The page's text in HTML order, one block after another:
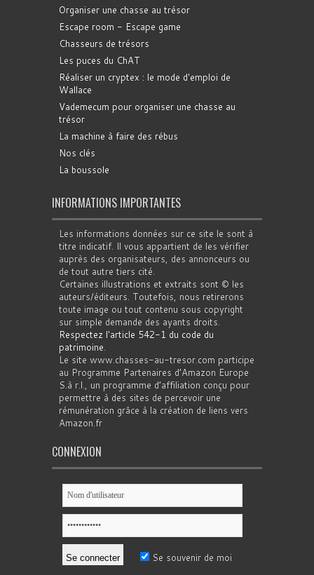
Organiser une chasse au trésor
Escape room - Escape game
Chasseurs de trésors
Les puces du ChAT
Réaliser un cryptex : le mode d'emploi de
Wallace
Vademecum pour organiser une chasse au
trésor
La machine à faire des rébus
Nos clés
La boussole
INFORMATIONS IMPORTANTES
Les informations données sur ce site le sont à
titre indicatif. Il vous appartient de les vérifier
auprès des organisateurs, des annonceurs ou
de tout autre tiers cité.
Certaines illustrations et extraits sont © les
auteurs/éditeurs. Toutefois, nous retirerons
toute image ou tout contenu sous copyright
sur simple demande des ayants droits.
Respectez l'article 542-1 du code du
patrimoine.
Le site www.chasses-au-tresor.com participe
au Programme Partenaires d’Amazon Europe
S.à r.l., un programme d’affiliation conçu pour
permettre à des sites de percevoir une
rémunération grâce à la création de liens vers
Amazon.fr
CONNEXION
Se souvenir de moi